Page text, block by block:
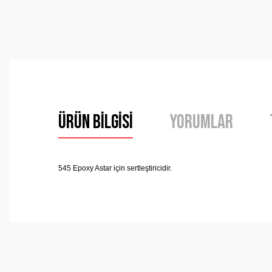
Ürün Bilgisi Yorumlar
545 Epoxy Astar için sertleştiricidir.